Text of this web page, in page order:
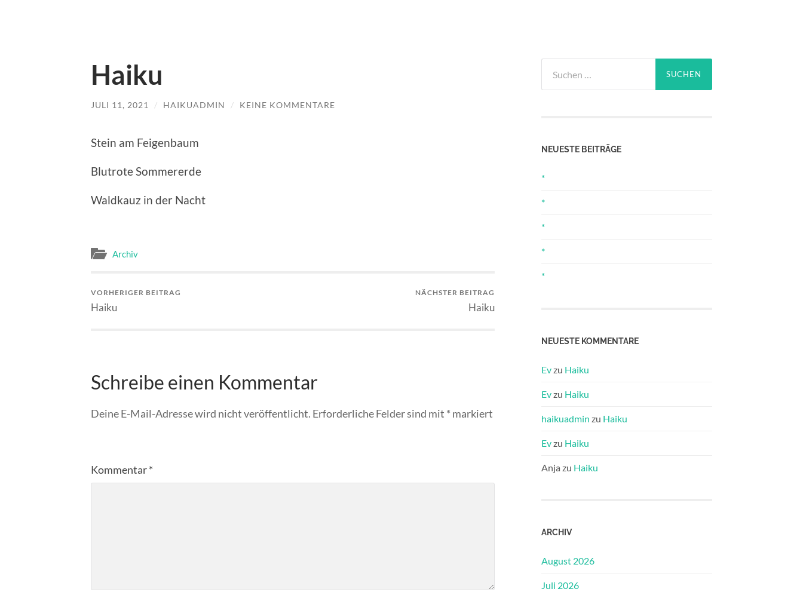
Haiku
JULI 11, 2021 / HAIKUADMIN / KEINE KOMMENTARE
Stein am Feigenbaum
Blutrote Sommererde
Waldkauz in der Nacht
Archiv
VORHERIGER BEITRAG
Haiku
NÄCHSTER BEITRAG
Haiku
Schreibe einen Kommentar
Deine E-Mail-Adresse wird nicht veröffentlicht. Erforderliche Felder sind mit * markiert
Kommentar*
nach:
NEUESTE BEITRÄGE
*
*
*
*
*
NEUESTE KOMMENTARE
Evzu Haiku
Evzu Haiku
haikuadmin zu Haiku
Evzu Haiku
Anja zu Haiku
ARCHIV
August 2026
Juli 2026